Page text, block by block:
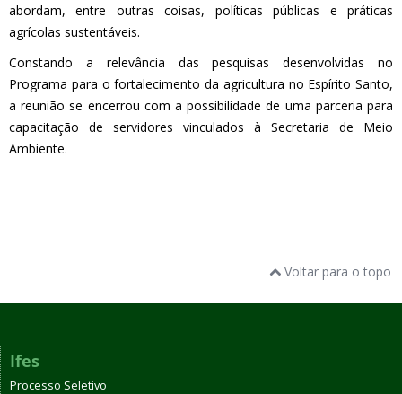
abordam, entre outras coisas, políticas públicas e práticas
agrícolas sustentáveis.
Constando a relevância das pesquisas desenvolvidas no
Programa para o fortalecimento da agricultura no Espírito Santo,
a reunião se encerrou com a possibilidade de uma parceria para
capacitação de servidores vinculados à Secretaria de Meio
Ambiente.
Voltar para o topo
Ifes
Processo Seletivo